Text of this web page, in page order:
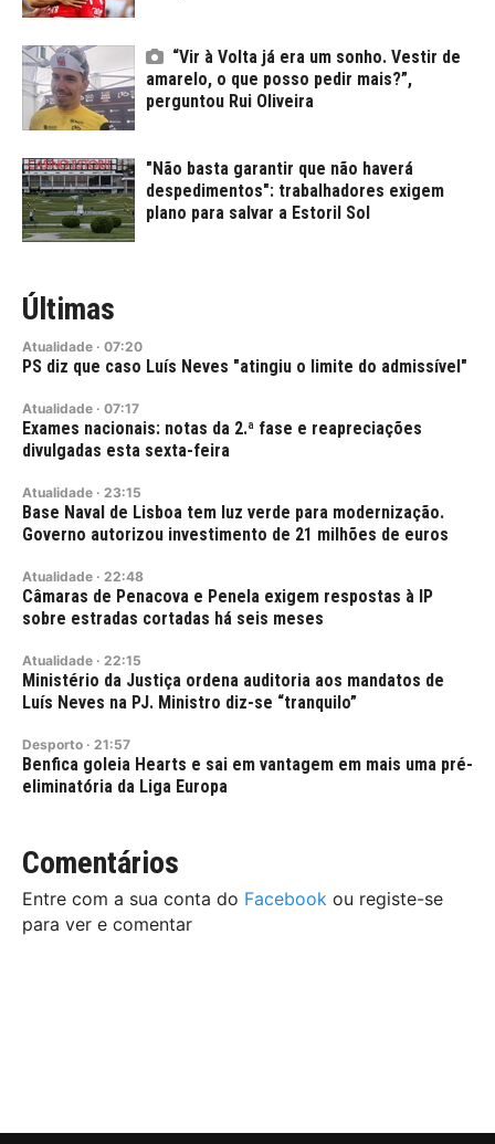
“Vir à Volta já era um sonho. Vestir de
amarelo, o que posso pedir mais?”,
perguntou Rui Oliveira
"Não basta garantir que não haverá
despedimentos": trabalhadores exigem
plano para salvar a Estoril Sol
Últimas
Atualidade · 07:20
PS diz que caso Luís Neves "atingiu o limite do admissível"
Atualidade · 07:17
Exames nacionais: notas da 2.ª fase e reapreciações
divulgadas esta sexta-feira
Atualidade · 23:15
Base Naval de Lisboa tem luz verde para modernização.
Governo autorizou investimento de 21 milhões de euros
Atualidade · 22:48
Câmaras de Penacova e Penela exigem respostas à IP
sobre estradas cortadas há seis meses
Atualidade · 22:15
Ministério da Justiça ordena auditoria aos mandatos de
Luís Neves na PJ. Ministro diz-se “tranquilo”
Desporto · 21:57
Benfica goleia Hearts e sai em vantagem em mais uma pré-
eliminatória da Liga Europa
Comentários
Entre com a sua conta do Facebook ou registe-se
para ver e comentar